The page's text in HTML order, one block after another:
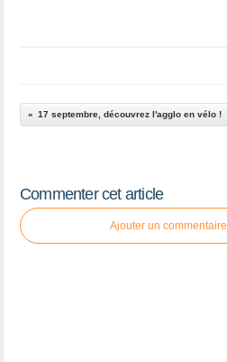
17 septembre, découvrez l'agglo en vélo !
Commenter cet article
Ajouter un commentaire